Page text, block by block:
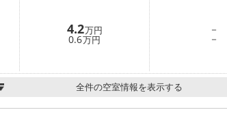
4.2万円
0.6万円
－
－
全件の空室情報を表示する